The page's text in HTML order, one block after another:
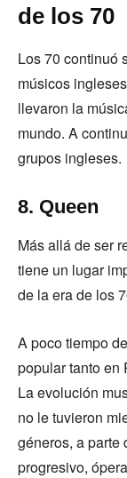
de los 70
Los 70 continuó
músicos
llevaron la
mundo. A
grupos ingleses.
8. Queen
Más allá de ser
tiene un lugar
de la era de los
A poco tiempo
popular tanto en
La evolución
no le tuvieron
géneros, a parte
progresivo,